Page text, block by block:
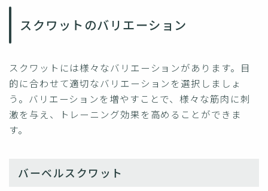
スクワットのバリエーション
スクワットには様々なバリエーションがあります。目
的に合わせて適切なバリエーションを選択しましょ
う。バリエーションを増やすことで、様々な筋肉に刺
激を与え、トレーニング効果を高めることができま
す。
バーベルスクワット